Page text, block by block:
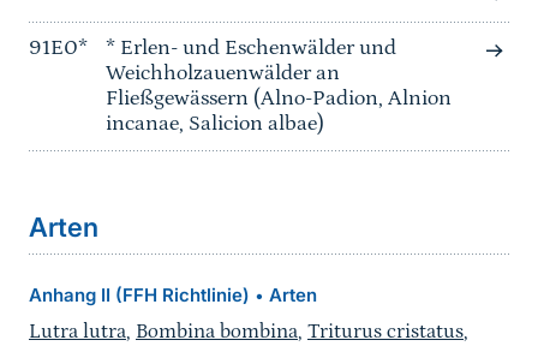
91E0*
* Erlen- und Eschenwälder und
Weichholzauenwälder an
Fließgewässern (Alno-Padion, Alnion
incanae, Salicion albae)
Arten
Anhang II (FFH Richtlinie) • Arten
Lutra lutra, Bombina bombina, Triturus cristatus,